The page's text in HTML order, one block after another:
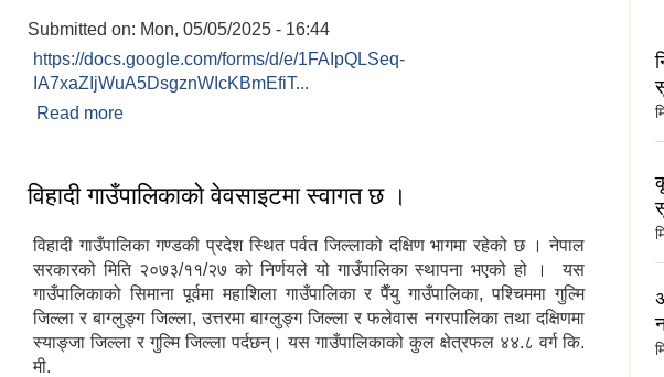
Submitted on: Mon, 05/05/2025 - 16:44
https://docs.google.com/forms/d/e/1FAIpQLSeq-
IA7xaZIjWuA5DsgznWIcKBmEfiT...
Read more
विहादी गाउँपालिकाको वेवसाइटमा स्वागत छ ।
विहादी गाउँपालिका गण्डकी प्रदेश स्थित पर्वत जिल्लाको दक्षिण भागमा रहेको छ । नेपाल
सरकारको मिति २०७३/११/२७ को निर्णयले यो गाउँपालिका स्थापना भएको हो । यस
गाउँपालिकाको सिमाना पूर्वमा महाशिला गाउँपालिका र पैँयु गाउँपालिका, पश्चिममा गुल्मि
जिल्ला र बाग्लुङ्ग जिल्ला, उत्तरमा बाग्लुङ्ग जिल्ला र फलेवास नगरपालिका तथा दक्षिणमा
स्याङ्जा जिल्ला र गुल्मि जिल्ला पर्दछन्। यस गाउँपालिकाको कुल क्षेत्रफल ४४.८ वर्ग कि.
मी.